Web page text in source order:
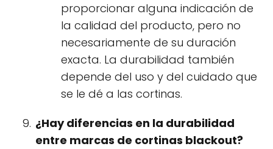
proporcionar alguna indicación de
la calidad del producto, pero no
necesariamente de su duración
exacta. La durabilidad también
depende del uso y del cuidado que
se le dé a las cortinas.
¿Hay diferencias en la durabilidad
entre marcas de cortinas blackout?